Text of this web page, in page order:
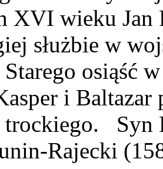
XVI wieku Jan
służbie w
osiąść
i Baltazar
Syn
Rajecki